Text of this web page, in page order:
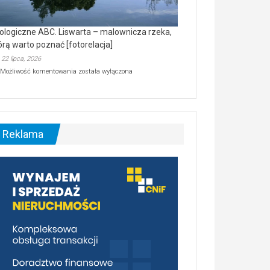
ABC. Liswarta – malownicza rzeka,
warto poznać [fotorelacja]
22 lipca, 2026
Możliwość komentowania Ekologiczne
–
malownicza
[fotorelacja]
została wyłączona
Reklama